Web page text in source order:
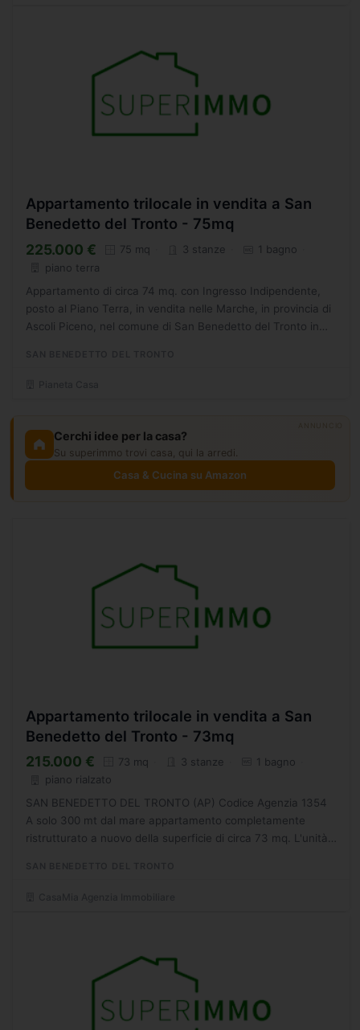
Appartamento trilocale in vendita a San
Benedetto del Tronto - 75mq
225.000 € 75 mq 3 stanze
1 bagno
piano terra
Appartamento di circa 74 mq. con Ingresso Indipendente,
posto al Piano Terra, in vendita nelle Marche, in provincia di
Ascoli Piceno, nel comune di San Benedetto del Tronto in
Cerchi idee per la casa?
Su superimmo trovi casa, qui la arredi.
Casa & Cucina su Amazon
Appartamento trilocale in vendita a San
Benedetto del Tronto - 73mq
215.000 € 73 mq 3 stanze
1 bagno
piano rialzato
SAN BENEDETTO DEL TRONTO (AP) Codice Agenzia 1354
A solo 300 mt dal mare appartamento completamente
ristrutturato a nuovo della superficie di circa 73 mq. L'unità